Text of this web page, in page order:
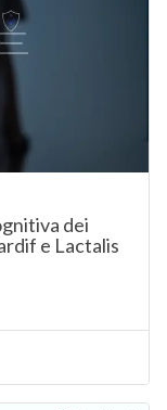
dei
e Lactalis